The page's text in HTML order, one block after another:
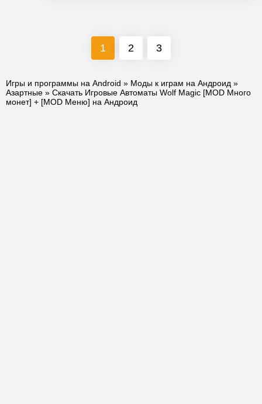
1 2 3
Игры и программы на Android » Моды к играм на Андроид »
Азартные » Скачать Игровые Автоматы Wolf Magic [MOD Много
монет] + [MOD Меню] на Андроид